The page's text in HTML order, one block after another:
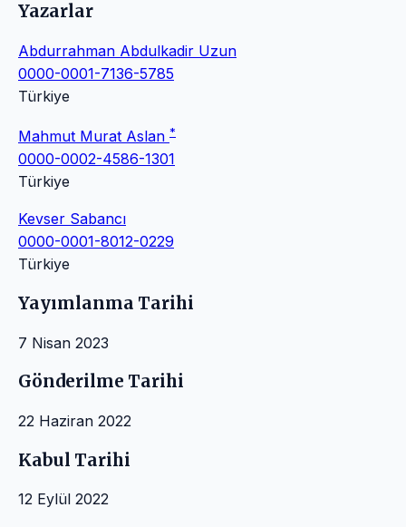
Yazarlar
Abdurrahman Abdulkadir Uzun
0000-0001-7136-5785
Türkiye
Mahmut Murat Aslan *
0000-0002-4586-1301
Türkiye
Kevser Sabancı
0000-0001-8012-0229
Türkiye
Yayımlanma Tarihi
7 Nisan 2023
Gönderilme Tarihi
22 Haziran 2022
Kabul Tarihi
12 Eylül 2022